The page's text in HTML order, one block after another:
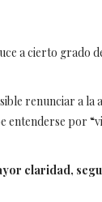
a cierto grado
renunciar a la
entenderse por
claridad,